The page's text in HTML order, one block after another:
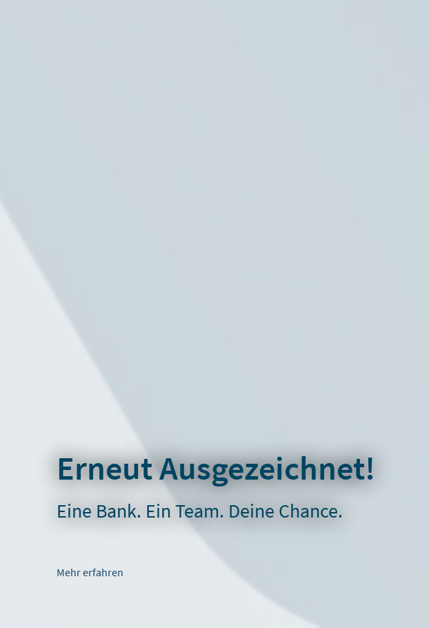
Erneut Ausgezeichnet!
Eine Bank. Ein Team. Deine Chance.
Mehr erfahren